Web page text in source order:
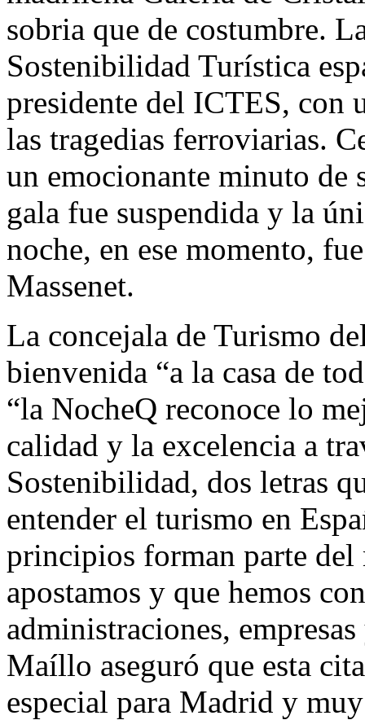
sobria que de costumbre.
Sostenibilidad Turística
presidente del ICTES, con
las tragedias ferroviarias.
un emocionante minuto de
gala fue suspendida y la
noche, en ese momento,
Massenet.
La concejala de Turismo
bienvenida “a la casa de
“la NocheQ reconoce lo
calidad y la excelencia a
Sostenibilidad, dos letras
entender el turismo en
principios forman parte
apostamos y que hemos
administraciones,
Maíllo aseguró que esta
especial para Madrid y